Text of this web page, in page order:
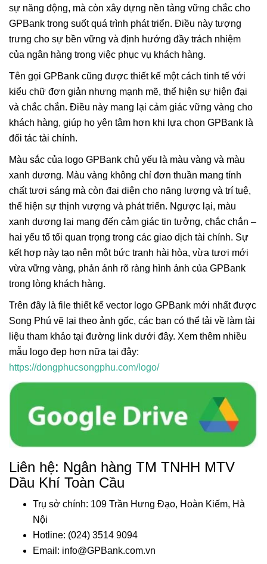
sự năng động, mà còn xây dựng nền tảng vững chắc cho
GPBank trong suốt quá trình phát triển. Điều này tượng
trưng cho sự bền vững và định hướng đầy trách nhiệm
của ngân hàng trong việc phục vụ khách hàng.
Tên gọi GPBank cũng được thiết kế một cách tinh tế với
kiểu chữ đơn giản nhưng mạnh mẽ, thể hiện sự hiện đại
và chắc chắn. Điều này mang lại cảm giác vững vàng cho
khách hàng, giúp họ yên tâm hơn khi lựa chọn GPBank là
đối tác tài chính.
Màu sắc của logo GPBank chủ yếu là màu vàng và màu
xanh dương. Màu vàng không chỉ đơn thuần mang tính
chất tươi sáng mà còn đại diện cho năng lượng và trí tuệ,
thể hiện sự thịnh vượng và phát triển. Ngược lại, màu
xanh dương lại mang đến cảm giác tin tưởng, chắc chắn –
hai yếu tố tối quan trọng trong các giao dịch tài chính. Sự
kết hợp này tạo nên một bức tranh hài hòa, vừa tươi mới
vừa vững vàng, phản ánh rõ ràng hình ảnh của GPBank
trong lòng khách hàng.
Trên đây là file thiết kế vector logo GPBank mới nhất được
Song Phú vẽ lại theo ảnh gốc, các bạn có thể tải về làm tài
liệu tham khảo tại đường link dưới đây. Xem thêm nhiều
mẫu logo đẹp hơn nữa tại đây:
https://dongphucsongphu.com/logo/
Liên hệ: Ngân hàng TM TNHH MTV
Dầu Khí Toàn Cầu
Trụ sở chính: 109 Trần Hưng Đạo, Hoàn Kiếm, Hà
Nội
Hotline: (024) 3514 9094
Email: info@GPBank.com.vn